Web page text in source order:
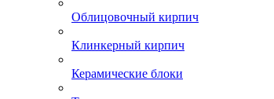
Облицовочный кирпич
Клинкерный кирпич
Керамические блоки